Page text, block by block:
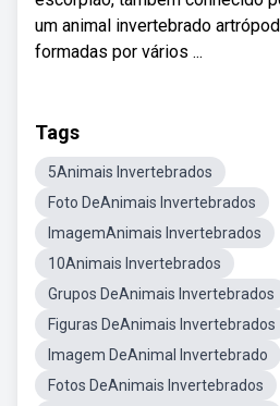
um animal invertebrado
formadas por vários ...
Tags
5Animais Invertebrados
Foto DeAnimais Invertebrados
ImagemAnimais Invertebrados
10Animais Invertebrados
Grupos DeAnimais Invertebrados
Figuras DeAnimais Invertebrados
Imagem DeAnimal Invertebrado
Fotos DeAnimais Invertebrados